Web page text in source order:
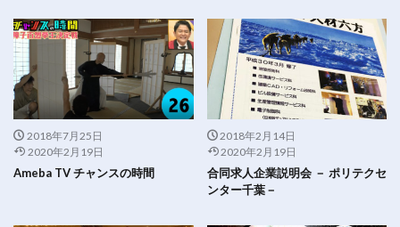
2018年7月25日
2020年2月19日
Ameba TV チャンスの時間
2018年2月14日
2020年2月19日
合同求人企業説明会 － ポリテクセ
ンター千葉－